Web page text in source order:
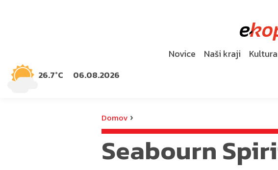
26.7°C 06.08.2026
Novice Naši kraji Kultura
Domov ›
Seabourn